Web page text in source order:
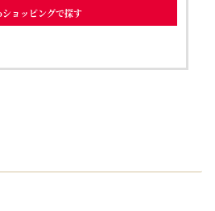
ョッピングで探す